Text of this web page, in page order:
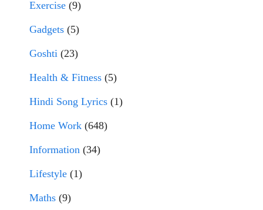
Exercise (9)
Gadgets (5)
Goshti (23)
Health & Fitness (5)
Hindi Song Lyrics (1)
Home Work (648)
Information (34)
Lifestyle (1)
Maths (9)